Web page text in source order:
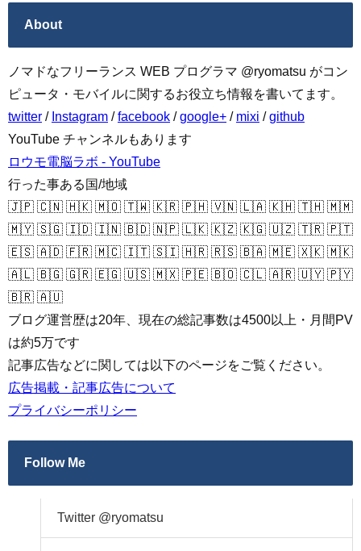
About
ノマドなフリーランス WEB プログラマ @ryomatsu がコン
ピュータ・モバイルに関するお役立ち情報を書いてます。
twitter / Instagram /facebook /google+ / mixi /github
YouTube チャンネルもあります
ロウモ電脳ラボ - YouTube
行った事ある国/地域
🇯🇵 🇨🇳 🇭🇰 🇲🇴 🇹🇼 🇰🇷 🇵🇭 🇻🇳 🇱🇦 🇰🇭 🇹🇭 🇲🇲
🇲🇾 🇸🇬 🇮🇩 🇮🇳 🇧🇩 🇳🇵 🇱🇰 🇰🇿 🇰🇬 🇺🇿 🇹🇷 🇵🇹
🇪🇸 🇦🇩 🇫🇷 🇲🇨 🇮🇹 🇸🇮 🇭🇷 🇷🇸 🇧🇦 🇲🇪 🇽🇰 🇲🇰
🇦🇱 🇧🇬 🇬🇷 🇪🇬 🇺🇸 🇲🇽 🇵🇪 🇧🇴 🇨🇱 🇦🇷 🇺🇾 🇵🇾
🇧🇷 🇦🇺
ブログ運営歴は20年、現在の総記事数は4500以上・月間PV
は約5万です
記事広告などに関しては以下のページをご覧ください。
広告掲載・記事広告について
プライバシーポリシー
Follow Me
Twitter @ryomatsu